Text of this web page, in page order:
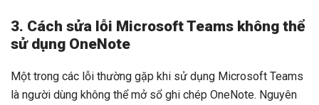
3. Cách sửa lỗi Microsoft Teams không thể
sử dụng OneNote
Một trong các lỗi thường gặp khi sử dụng Microsoft Teams
là người dùng không thể mở sổ ghi chép OneNote. Nguyên